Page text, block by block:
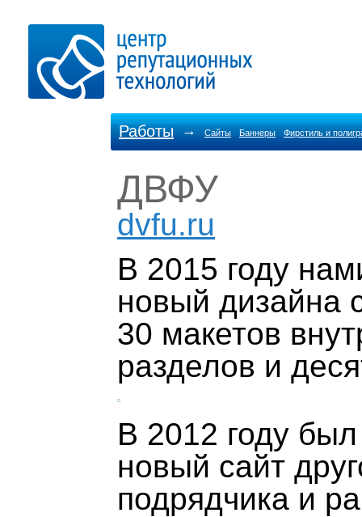
Работы → Сайты Баннеры Фирстиль и
ДВФУ
dvfu.ru
В 2015 году
новый дизайна
30 макетов
разделов и
В 2012 году
новый сайт
подрядчика и